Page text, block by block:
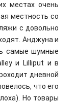
местах очень
местность со
с довольно
Анджуна и
самые шумные
и Lilliput и в
дневной
что его
Но товары